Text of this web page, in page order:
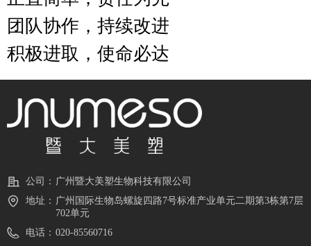
团队协作，持续改进
积极进取，使命必达
公司： 广州暨大美塑生物科技有限公司
地址： 广州国际生物岛螺旋四路7号标准产业单元二期第3栋第7层
702单元
电话： 020-85560716